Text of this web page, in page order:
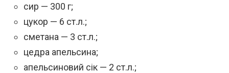
сир — 300 г;
цукор — 6 ст.л.;
сметана — 3 ст.л.;
цедра апельсина;
апельсиновий сік — 2 ст.л.;